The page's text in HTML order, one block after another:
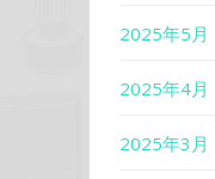
2025年5月
2025年4月
2025年3月